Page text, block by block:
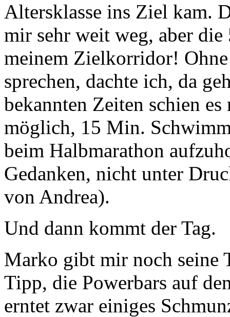
Altersklasse ins Ziel kam.
mir sehr weit weg, aber
meinem Zielkorridor!
sprechen, dachte ich, da
bekannten Zeiten schien
möglich, 15 Min.
beim Halbmarathon
Gedanken, nicht unter
von Andrea).
Und dann kommt der Tag.
Marko gibt mir noch seine
Tipp, die Powerbars auf
erntet zwar einiges